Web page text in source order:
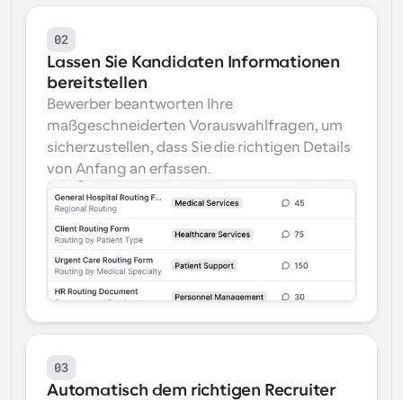
02
Lassen Sie Kandidaten Informationen
bereitstellen
Bewerber beantworten Ihre
maßgeschneiderten Vorauswahlfragen, um
sicherzustellen, dass Sie die richtigen Details
von Anfang an erfassen.
03
Automatisch dem richtigen Recruiter